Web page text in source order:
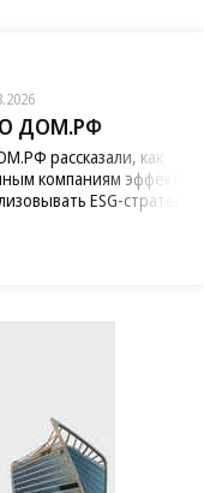
ДОМ.РФ
рассказали, как
компаниям
ESG-стратегию